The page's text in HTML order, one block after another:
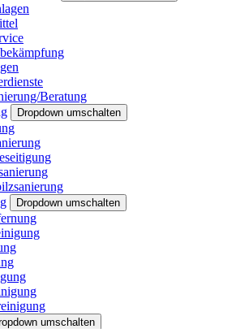
Beratung
Dropdown umschalten
Dropdown umschalten
umschalten